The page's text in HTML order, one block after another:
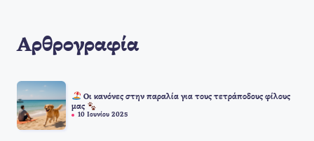
Αρθρογραφία
Οι κανόνες στην παραλία για τους τετράποδους φίλους
μας
10 Ιουνίου 2025